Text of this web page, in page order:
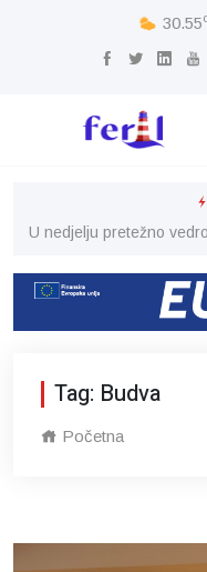
30.55
U nedjelju pretežno
Tag: Budva
Početna